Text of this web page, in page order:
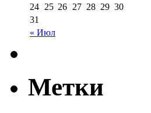
« Июл
24 25 26 27 28 29 30
31
Метки